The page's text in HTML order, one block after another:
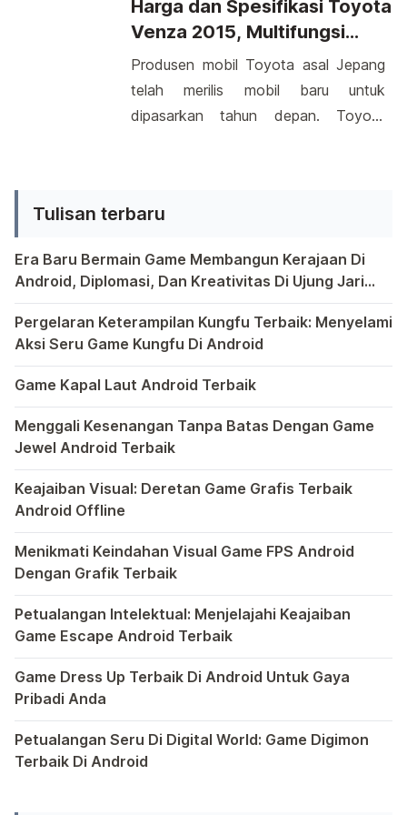
memberikan fungsionalitas tambahan,
seperti meningkatkan performa,
menghapus aplikasi bawaan, atau
melakukan backup sistem. […]
berguna banget untuk memudahkan
yang memang sudah ribet *hehehe*
lainnya misalnya saja Lumia
membuat […]
Harga dan Spesifikasi Toyota
Venza 2015, Multifungsi
Penuh Bergaya
Produsen mobil Toyota asal Jepang
telah merilis mobil baru untuk
dipasarkan tahun depan. Toyota
sekarang ini. Toyota Venza 2015
whell-drive atau AWD tapi mobil ini
bukanlah jenis SUV, dari bentuknya
mobil inipun tidak dapat dikategorikan
station wagon apalagi type […]
Tulisan terbaru
Era Baru Bermain Game Membangun Kerajaan Di
Android, Diplomasi, Dan Kreativitas Di Ujung Jari
Anda
Bermain game di platform Android telah menjadi bagian
Pergelaran Keterampilan Kungfu Terbaik: Menyelami
Aksi Seru Game Kungfu Di Android
Dunia game selalu menawarkan pengalaman yang
Game Kapal Laut Android Terbaik
Di dunia game Android yang kaya dengan berbagai jenis
Menggali Kesenangan Tanpa Batas Dengan Game
Jewel Android Terbaik
Dalam hiruk-pikuk dunia game Android, ada satu genre
Keajaiban Visual: Deretan Game Grafis Terbaik
Android Offline
Ponsel pintar telah mengubah cara kita bermain game,
Menikmati Keindahan Visual Game FPS Android
Dengan Grafik Terbaik
Semakin berkembangnya teknologi di era digital saat ini,
Petualangan Intelektual: Menjelajahi Keajaiban
Game Escape Android Terbaik
Dalam dunia game Android, genre escape telah mencuri
Game Dress Up Terbaik Di Android Untuk Gaya
Pribadi Anda
Saat ini, platform Android telah menjadi wadah kreativitas
Petualangan Seru Di Digital World: Game Digimon
Terbaik Di Android